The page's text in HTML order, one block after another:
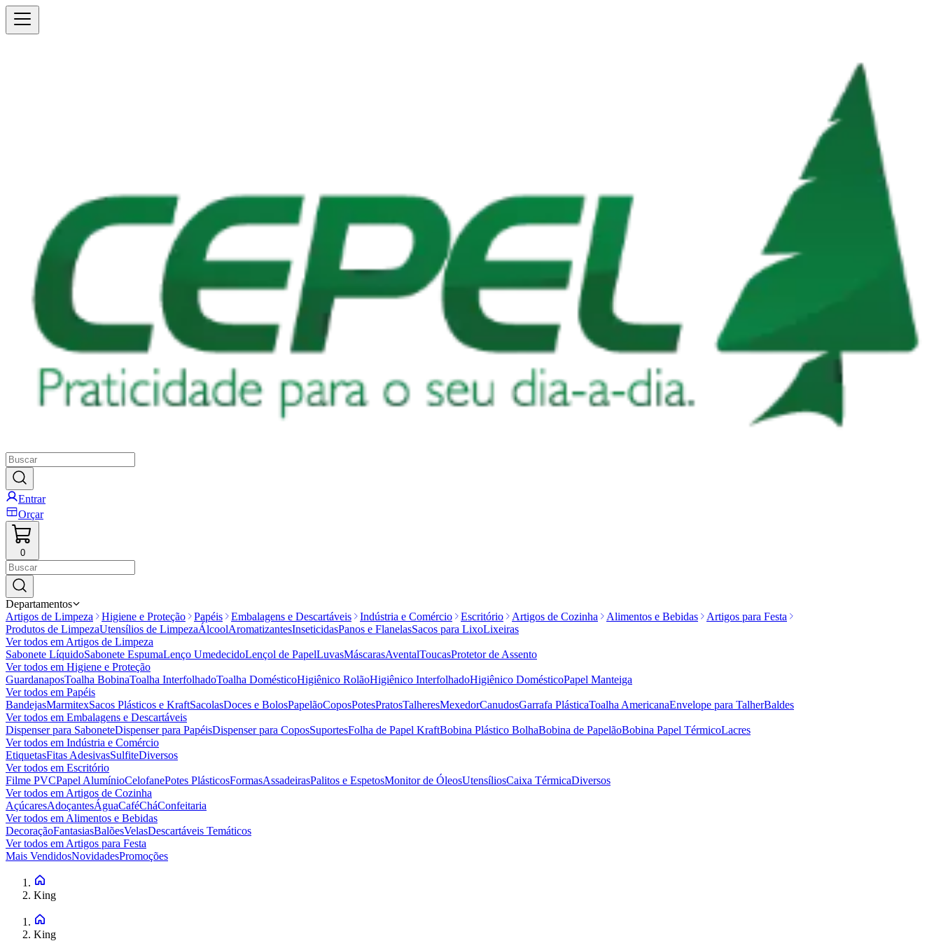
Entrar
Orçar
0
Departamentos
Artigos de Limpeza
Higiene e Proteção Papéis Embalagens e Descartáveis Indústria e Comércio Escritório Artigos de Cozinha Alimentos e Bebidas
Artigos para Festa
Produtos de LimpezaUtensílios de LimpezaÁlcoolAromatizantesInseticidasPanos e FlanelasSacos para LixoLixeiras
Ver todos emArtigos de Limpeza
Sabonete LíquidoSabonete EspumaLenço UmedecidoLençol de PapelLuvasMáscarasAventalToucasProtetor de Assento
Ver todos em Higiene e Proteção
GuardanaposToalha BobinaToalha InterfolhadoToalha DomésticoHigiênico RolãoHigiênico InterfolhadoHigiênico DomésticoPapel Manteiga
Ver todos em Papéis
BandejasMarmitexSacos Plásticos e KraftSacolasDoces e BolosPapelãoCoposPotesPratosTalheresMexedorCanudosGarrafa PlásticaToalha AmericanaEnvelope para TalherBaldes
Ver todos em Embalagens e Descartáveis
Dispenser para SaboneteDispenser para PapéisDispenser para CoposSuportesFolha de Papel KraftBobina Plástico BolhaBobina de PapelãoBobina Papel TérmicoLacres
Ver todos em Indústria e Comércio
EtiquetasFitas AdesivasSulfiteDiversos
Ver todos em Escritório
Filme PVCPapel AlumínioCelofanePotes PlásticosFormasAssadeirasPalitos e EspetosMonitor de ÓleosUtensíliosCaixa TérmicaDiversos
Ver todos emArtigos de Cozinha
AçúcaresAdoçantesÁguaCaféCháConfeitaria
Ver todos emAlimentos e Bebidas
DecoraçãoFantasiasBalõesVelasDescartáveis Temáticos
Ver todos emArtigos para Festa
Mais VendidosNovidadesPromoções
King
King